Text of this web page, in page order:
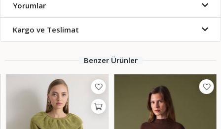
Yorumlar
Kargo ve Teslimat
Benzer Ürünler